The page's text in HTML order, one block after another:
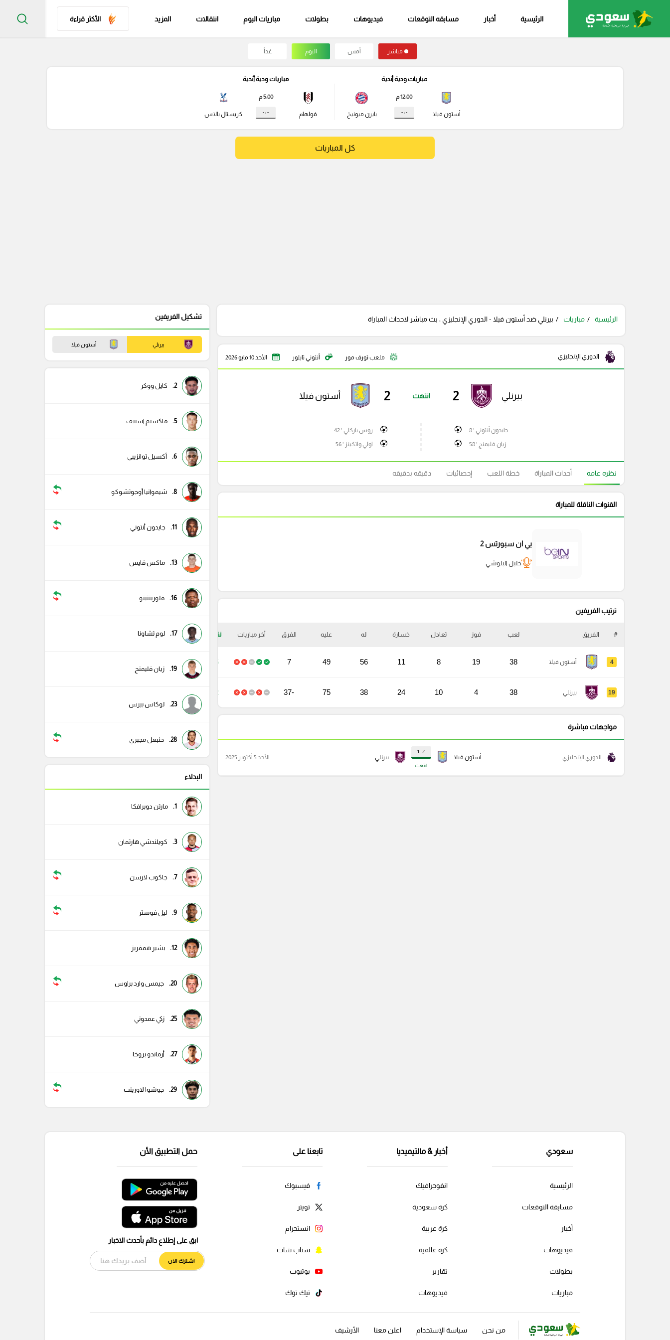
الرئيسية أخبار مسابقه التوقعات فيديوهات بطولات مباريات اليوم انتقالات المزيد الأكثر قراءة
مباشر أمس اليوم غداً
مباريات ودية أندية
أستون فيلا
12:00 م
- : - بايرن ميونيخ
مباريات ودية أندية
فولهام
5:00 م
- : - كريستال بالاس
كل المباريات
الرئيسية مباريات بيرنلي ضد أستون فيلا - الدوري الإنجليزي ، بث مباشر لاحداث المباراة
الدوري الإنجليزي ملعب تورف مور أنتوني تايلور الأحد 10 مايو 2026
بيرنلي 2 انتهت 2 أستون فيلا
جايدون أنتوني ' 8
زيان فليمنج ' 58
روس باركلي ' 42
اولي واتكينز ' 56
نظره عامه أحداث المباراة خطة اللعب إحصائيات دقيقه بدقيقه
القنوات الناقلة للمباراة
بي ان سبورتس 2
خليل البلوشي
ترتيب الفريفين
# الفريق لعب فوز تعادل خسارة له عليه الفرق أخر مباريات نقاط
4 أستون فيلا 38
19
8
11
56
49
7
65
19 بيرنلي 38
4
10
24
38
75
-37
22
مواجهات مباشرة
أستون فيلا
2 : 1
انتهت
بيرنلي الدوري الإنجليزي الأحد 5 أكتوبر 2025
تشكيل الفريفين
بيرنلي أستون فيلا
2. كايل ووكر
5. ماكسيم استيف
6. أكسيل توانزيبي
8. شيموانيا أوجوتشوكو
11. جايدون أنتوني
13. ماكس فايس
16. فلورينتينو
17. لوم تشاونا
19. زيان فليمنج
23. لوكاس بيرس
28. حنبعل مجبري
البدلاء
1. مارتن دوبرافكا
3. كويلندشي هارتمان
7. جاكوب لارسن
9. ليل فوستر
12. بشير همفريز
20. جيمس وارد براوس
25. زكي عمدوني
27. أرماندو بروخا
29. جوشوا لاورينت
سعودي
الرئيسية
مسابقة التوقعات
أخبار
فيديوهات
بطولات
مباريات
أخبار & مالتيميديا
انفوجرافيك
كرة سعودية
كرة عربية
كرة عالمية
تقارير
فيديوهات
تابعنا على
فيسبوك
تويتر
انستجرام
سناب شات
يوتيوب
تيك توك
حمل التطبيق الأن
ابق على إطلاع دائم بأحدث الاخبار
اشترك الان
من نحن سياسة الإستخدام اعلن معنا الأرشيف